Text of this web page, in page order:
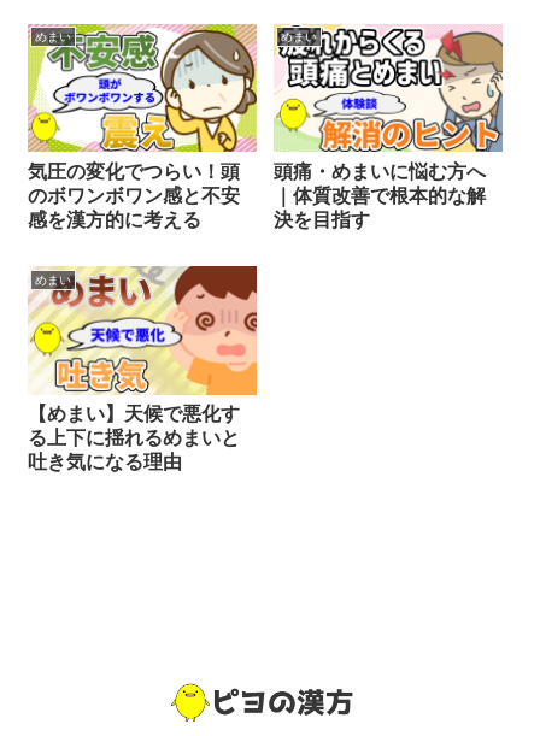
めまい
気圧の変化でつらい！頭
のボワンボワン感と不安
感を漢方的に考える
めまい
頭痛・めまいに悩む方へ
｜体質改善で根本的な解
決を目指す
めまい
【めまい】天候で悪化す
る上下に揺れるめまいと
吐き気になる理由